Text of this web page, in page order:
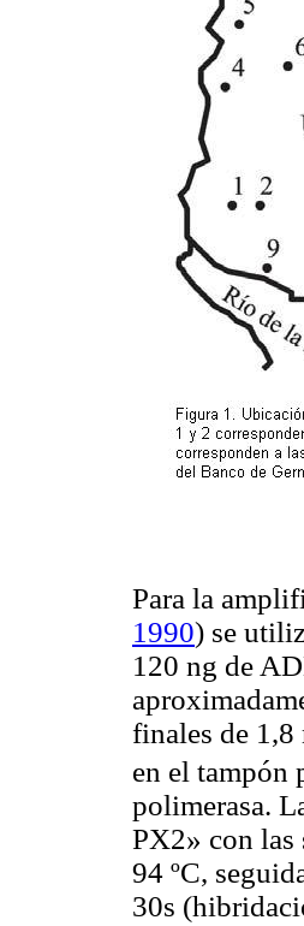
Para la
1990) se
120 ng de
finales de
en el tampón
polimerasa.
PX2» con las
94 ºC,
30s